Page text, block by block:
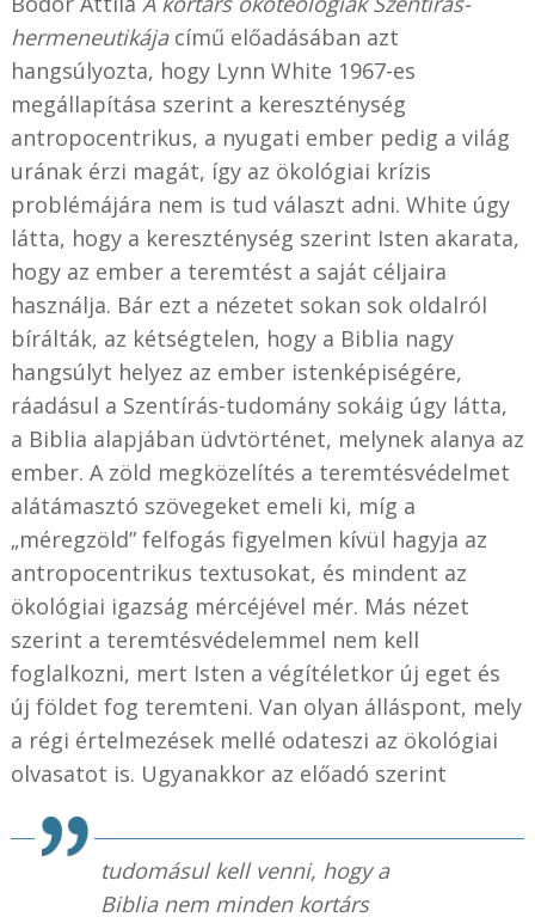
hermeneutikájacímű előadásában azt
hangsúlyozta, hogy Lynn White 1967-es
megállapítása szerint a kereszténység
antropocentrikus, a nyugati ember pedig a világ
urának érzi magát, így az ökológiai krízis
problémájára nem is tud választ adni. White úgy
látta, hogy a kereszténység szerint Isten akarata,
hogy az ember a teremtést a saját céljaira
használja. Bár ezt a nézetet sokan sok oldalról
bírálták, az kétségtelen, hogy a Biblia nagy
hangsúlyt helyez az ember istenképiségére,
ráadásul a Szentírás-tudomány sokáig úgy látta,
a Biblia alapjában üdvtörténet, melynek alanya az
ember. A zöld megközelítés a teremtésvédelmet
alátámasztó szövegeket emeli ki, míg a
„méregzöld” felfogás figyelmen kívül hagyja az
antropocentrikus textusokat, és mindent az
ökológiai igazság mércéjével mér. Más nézet
szerint a teremtésvédelemmel nem kell
foglalkozni, mert Isten a végítéletkor új eget és
új földet fog teremteni. Van olyan álláspont, mely
a régi értelmezések mellé odateszi az ökológiai
olvasatot is. Ugyanakkor az előadó szerint
tudomásul kell venni, hogy a
Biblia nem minden kortárs